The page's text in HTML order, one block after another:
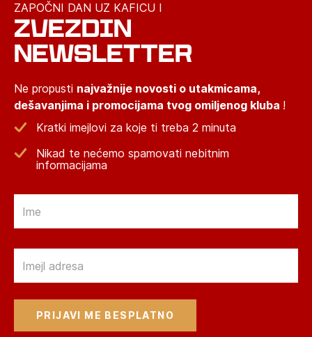
ZAPOČNI DAN UZ KAFICU I
ZVEZDIN
NEWSLETTER
Ne propusti najvažnije novosti o utakmicama,
dešavanjima i promocijama tvog omiljenog kluba !
Kratki imejlovi za koje ti treba 2 minuta
Nikad te nećemo spamovati nebitnim
informacijama